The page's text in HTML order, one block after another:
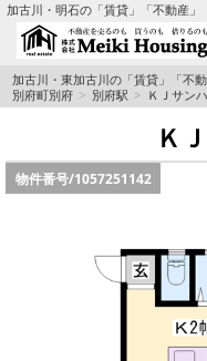
加古川・明石の「賃貸」「不動産」
TOPページ
☆メイキハウジングオ
都市ガス物件
ファミリー物件
加古川・東加古川の「賃貸」「不
別府町別府
別府駅 ＫＪサン
Ｋ
物件番号/1057251142